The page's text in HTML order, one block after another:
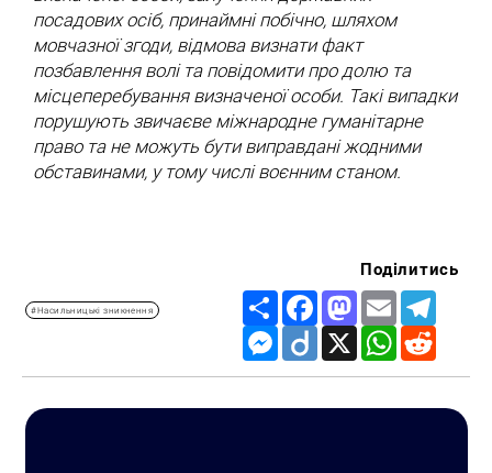
посадових осіб, принаймні побічно, шляхом
мовчазної згоди, відмова визнати факт
позбавлення волі та повідомити про долю та
місцеперебування визначеної особи. Такі випадки
порушують звичаєве міжнародне гуманітарне
право та не можуть бути виправдані жодними
обставинами, у тому числі воєнним станом.
#Насильницькі зникнення
Поділитись
Share FacebookMastodon
Email
Messenger
Diigo X WhatsApp